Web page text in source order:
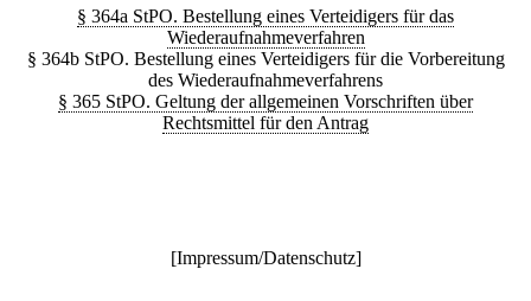
§ 364a StPO. Bestellung eines Verteidigers für das
Wiederaufnahmeverfahren
§ 364b StPO. Bestellung eines Verteidigers für die Vorbereitung
des Wiederaufnahmeverfahrens
§ 365 StPO. Geltung der allgemeinen Vorschriften über
Rechtsmittel für den Antrag
[Impressum/Datenschutz]